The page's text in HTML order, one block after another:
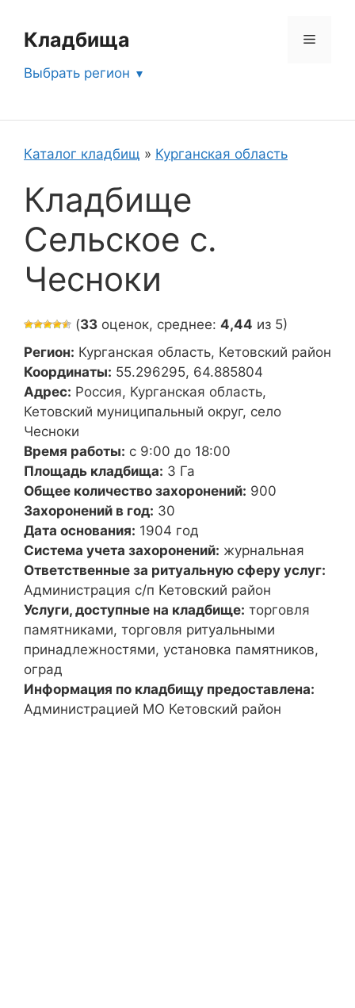
содержимому
Кладбища Меню
Выбрать регион
Каталог кладбищ » Курганская область
Кладбище
Сельское с.
Чесноки
(33 оценок, среднее: 4,44 из 5)
Регион: Курганская область, Кетовский район
Координаты: 55.296295, 64.885804
Адрес: Россия, Курганская область,
Кетовский муниципальный округ, село
Чесноки
Время работы: с 9:00 до 18:00
Площадь кладбища: 3 Га
Общее количество захоронений: 900
Захоронений в год: 30
Дата основания: 1904 год
Система учета захоронений: журнальная
Ответственные за ритуальную сферу услуг:
Администрация с/п Кетовский район
Услуги, доступные на кладбище: торговля
памятниками, торговля ритуальными
принадлежностями, установка памятников,
оград
Информация по кладбищу предоставлена:
Администрацией МО Кетовский район